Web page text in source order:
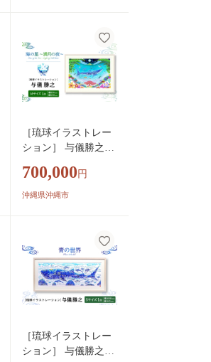
gima office [BCAI003]
［琉球イラストレー
ション］ 与儀勝之
夜〜 / Star of the Sea -
Night of Full Moon
おしゃれ おすすめ 沖
縄市 / yogima office
[BCAI008]
700,000 円
沖縄県沖縄市
［琉球イラストレー
ション］ 与儀勝之